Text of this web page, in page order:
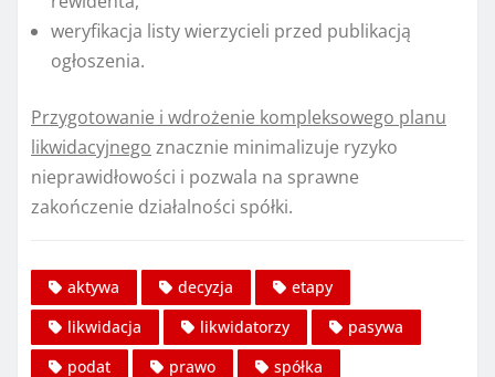
weryfikacja listy wierzycieli przed publikacją
ogłoszenia.
Przygotowanie i wdrożenie kompleksowego planu
likwidacyjnego znacznie minimalizuje ryzyko
nieprawidłowości i pozwala na sprawne
zakończenie działalności spółki.
aktywa decyzja
etapy
likwidacja
likwidatorzy
pasywa
podat
prawo spółka